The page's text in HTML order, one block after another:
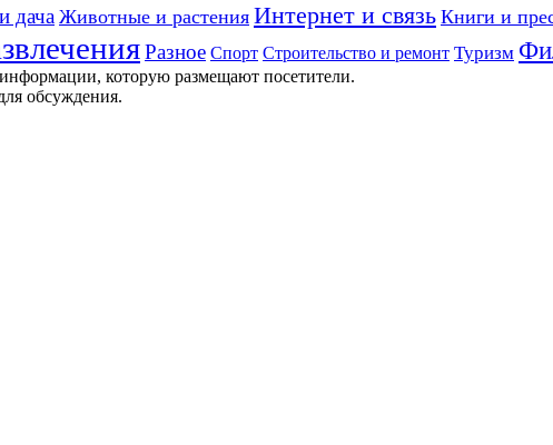
дачаЖивотные и растения Интернет и связь Книги и
Разное Спорт Строительство и ремонт Туризм
которую размещают посетители.
обсуждения.